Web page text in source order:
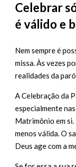
Celebrar
é válido e
Nem sempre é
missa. Às vezes
realidades da
A Celebração da
especialmente
Matrimônio em si.
menos válida. O
Deus age com a